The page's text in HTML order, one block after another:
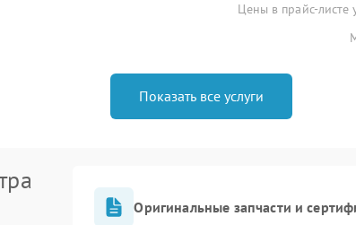
Цены в прайс-листе
Показать все услуги
Оригинальные запчасти и